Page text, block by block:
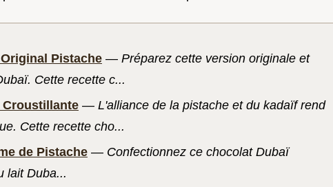
Pistache — Préparez cette version originale et
Cette recette c...
Croustillante — L'alliance de la pistache et du kadaïf rend
Cette recette cho...
de Pistache — Confectionnez ce chocolat Dubaï
lait Duba...